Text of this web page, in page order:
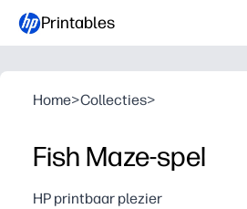
Printables
Home>Collecties>
Fish Maze-spel
HP printbaar plezier